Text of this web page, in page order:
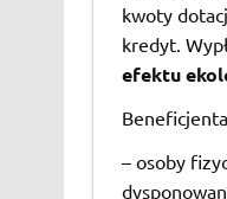
kwoty
kredyt.
efektu
– osoby